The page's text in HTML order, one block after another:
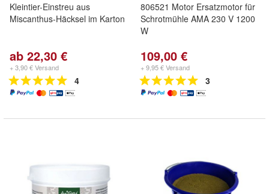
Kleintier-Einstreu aus
Miscanthus-Häcksel im Karton
ab 22,30 €
+ 3,90 € Versand
4
806521 Motor Ersatzmotor für
Schrotmühle AMA 230 V 1200
W
109,00 €
+ 9,95 € Versand
3